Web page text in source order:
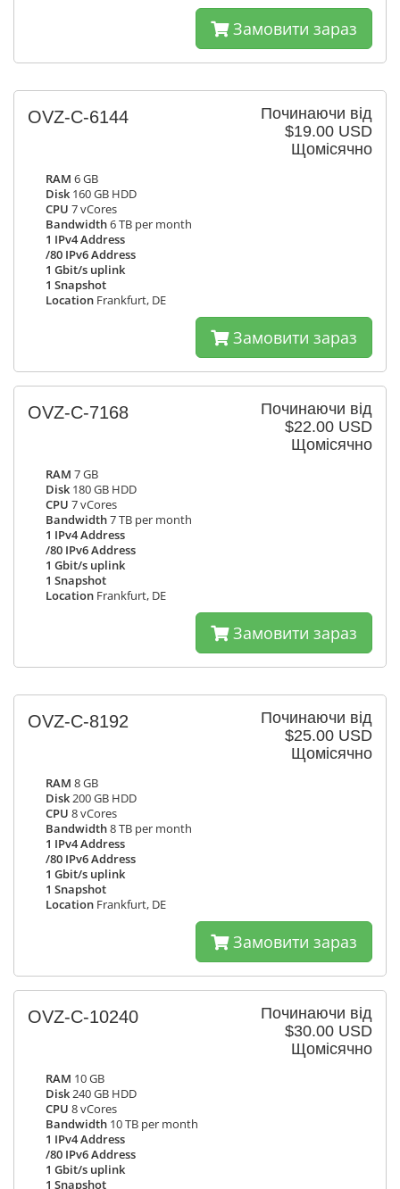
Замовити зараз
Починаючи від
$19.00 USD
Щомісячно
OVZ-C-6144
RAM 6 GB
Disk 160 GB HDD
CPU 7 vCores
Bandwidth6 TB per month
1 IPv4 Address
/80 IPv6 Address
1 Gbit/s uplink
1 Snapshot
Location Frankfurt, DE
Замовити зараз
Починаючи від
$22.00 USD
Щомісячно
OVZ-C-7168
RAM 7 GB
Disk 180 GB HDD
CPU 7 vCores
Bandwidth7 TB per month
1 IPv4 Address
/80 IPv6 Address
1 Gbit/s uplink
1 Snapshot
Location Frankfurt, DE
Замовити зараз
Починаючи від
$25.00 USD
Щомісячно
OVZ-C-8192
RAM 8 GB
Disk200 GB HDD
CPU 8 vCores
Bandwidth8 TB per month
1 IPv4 Address
/80 IPv6 Address
1 Gbit/s uplink
1 Snapshot
Location Frankfurt, DE
Замовити зараз
Починаючи від
$30.00 USD
Щомісячно
OVZ-C-10240
RAM 10 GB
Disk240 GB HDD
CPU 8 vCores
Bandwidth 10 TB per month
1 IPv4 Address
/80 IPv6 Address
1 Gbit/s uplink
1 Snapshot